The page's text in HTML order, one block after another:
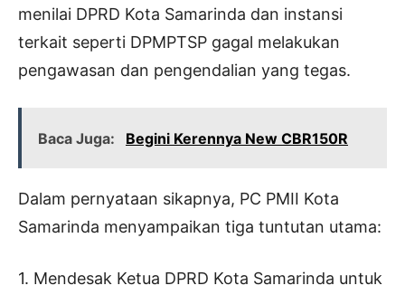
menilai DPRD Kota Samarinda dan instansi
terkait seperti DPMPTSP gagal melakukan
pengawasan dan pengendalian yang tegas.
Baca Juga: Begini Kerennya New CBR150R
Dalam pernyataan sikapnya, PC PMII Kota
Samarinda menyampaikan tiga tuntutan utama:
1. Mendesak Ketua DPRD Kota Samarinda untuk